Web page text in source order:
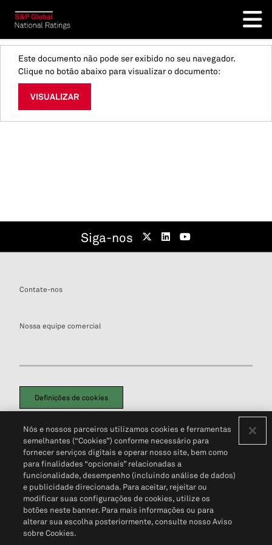
Este documento não pode ser exibido no seu navegador.
Clique no botão abaixo para visualizar o documento:
VISUALIZAR
Siga-nos
Contate-nos
Nossa equipe comercial
Definições de cookies
Política de PrivacidadePortal de privacidade do cliente (em inglês)
Não Venda Minhas Informações Pessoais© 2026 S&P Global
Nós e nossos parceiros utilizamos cookies e ferramentas
semelhantes (“Cookies”) conforme necessário para
fornecer serviços digitais e operar nosso site, bem como
para finalidades “opcionais” relacionadas a
funcionalidade, desempenho (incluindo análise de dados)
e publicidade direcionada. Para aceitar, rejeitar ou
modificar suas configurações de cookies, utilize os
botões neste banner. Para mais informações ou para
alterar sua escolha posteriormente, consulte nosso Aviso
sobre Cookies.